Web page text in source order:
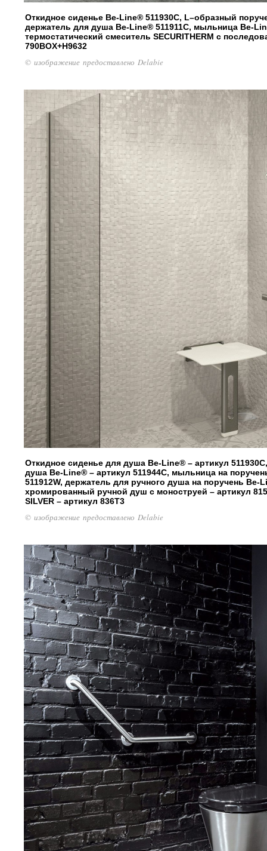
Откидное сиденье Be-Line® 511930C, L–образный
держатель для душа Be-Line® 511911C, мыльница Be-
термостатический смеситель SECURITHERM с
790BOX+H9632
© изображение предоставлено Delabie
Откидное сиденье для душа Be-Line® – артикул
душа Be-Line® – артикул 511944C, мыльница на
511912W, держатель для ручного душа на поручень Be-
хромированный ручной душ с моноструей – артикул
SILVER – артикул 836T3
© изображение предоставлено Delabie